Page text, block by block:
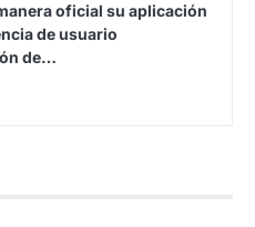
oficial su aplicación
de usuario
de…